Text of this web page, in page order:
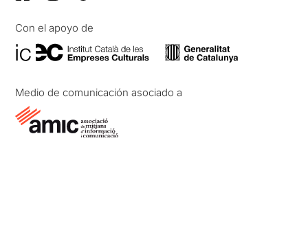
Con el apoyo de
Medio de comunicación asociado a